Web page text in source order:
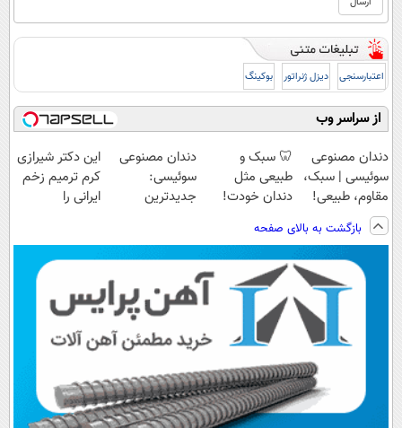
اعتبارسنجی دیزل ژنراتور بوکینگ
از سراسر وب
دندان مصنوعی
سوئیسی | سبک،
مقاوم، طبیعی!
ویزیت
رایگان+پرداخت
اقساطی😍
🦷 سبک و
طبیعی مثل
دندان خودت!
پرداخت اقساطی
💳 📍 تهران
دندان مصنوعی
سوئیسی:
جدیدترین
پرداخت قسطی
این دکتر شیرازی
کرم ترمیم زخم
ایرانی را
بازگشت به بالای صفحه